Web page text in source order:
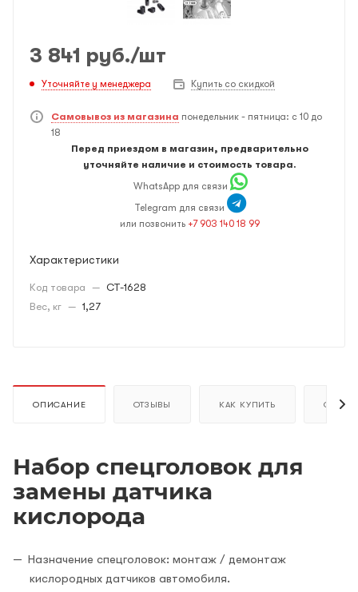
3 841 руб./шт
Уточняйте у менеджера Купить со скидкой
Самовывоз из магазина понедельник - пятница: с 10 до
18
Перед приездом в магазин, предварительно
уточняйте наличие и стоимость товара.
WhatsApp для связи
Telegram для связи
или позвонить +7 903 140 18 99
Характеристики
Код товара — CT-1628
Вес, кг — 1,27
ОПИСАНИЕ ОТЗЫВЫ КАК КУПИТЬ ОПЛАТА
Набор спецголовок для
замены датчика
кислорода
Назначение спецголовок: монтаж / демонтаж
кислородных датчиков автомобиля.